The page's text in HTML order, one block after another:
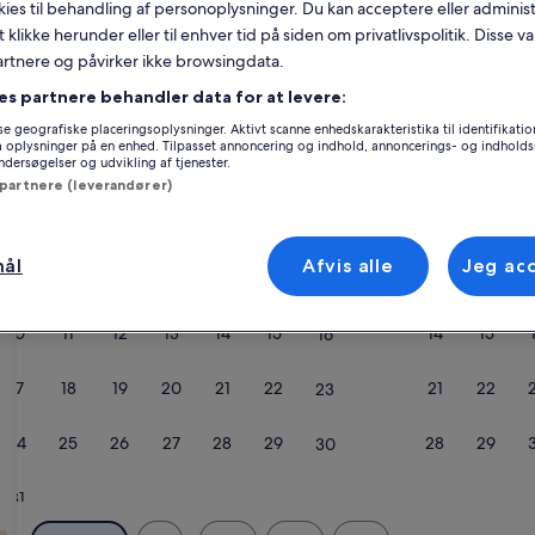
Kalender
Dine
nuværende
måneder
er
August
2026
2026.
ManMandag
TirTirsdag
OnsOnsdag
TorTorsdag
FreFredag
LørLørdag
SønSøndag
3 8 9
10 11 12 13 14 15 16
17 18 19 20 21 22 23
24 25 26 27 28 29 30
31
Man Tir
8
14 15
21 22
28 29
i Lucca
i villa med swimmingpool , åbner i et nyt vindue
om CASA ELENA - Enebolig med lukket have og
Flere oplysninger om Smukt
til behandling af personoplysninger. Du kan acceptere eller
klikke herunder eller til enhver tid på siden om privatlivspolitik. Disse
og påvirker ikke browsingdata.
partnere behandler data for at levere:
geografiske placeringsoplysninger. Aktivt scanne enhedskarakteristika til
på en enhed. Tilpasset annoncering og indhold, annoncerings- og
og udvikling af tjenester.
(leverandører)
Afvis alle Jeg